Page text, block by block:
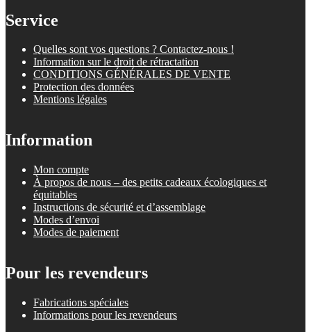
Service
Quelles sont vos questions ? Contactez-nous !
Information sur le droit de rétractation
CONDITIONS GÉNÉRALES DE VENTE
Protection des données
Mentions légales
Information
Mon compte
À propos de nous – des petits cadeaux écologiques et
équitables
Instructions de sécurité et d’assemblage
Modes d’envoi
Modes de paiement
Pour les revendeurs
Fabrications spéciales
Informations pour les revendeurs